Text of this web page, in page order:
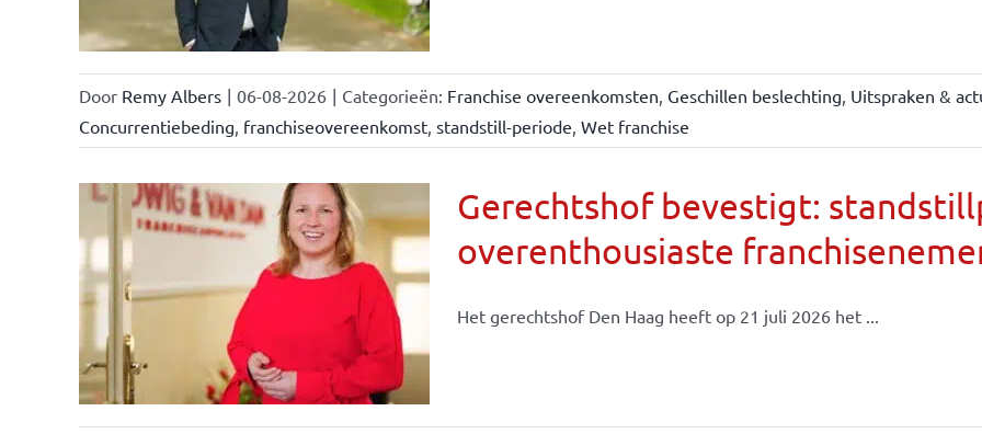
Door Remy Albers | 06-08-2026 | Categorieën: Franchise overeenkomsten, Geschillen beslechting, Uitspraken &
Concurrentiebeding, franchiseovereenkomst, standstill-periode, Wet franchise
Gerechtshof bevestigt:
overenthousiaste
Het gerechtshof Den Haag heeft op 21 juli 2026 het ...